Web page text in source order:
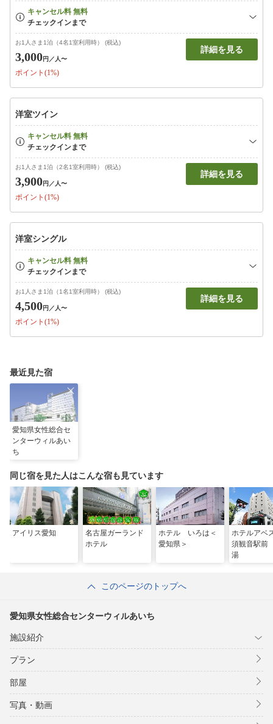
お1人さま1泊（4名1室利用時） (税込)
3,000円 ／人〜
ポイント(1%)
詳細を見る
洋室ツイン
お1人さま1泊（2名1室利用時） (税込)
3,900円 ／人〜
ポイント(1%)
詳細を見る
洋室シングル
お1人さま1泊（1名1室利用時） (税込)
4,500円 ／人〜
ポイント(1%)
詳細を見る
最近見た宿
愛知県女性総合セ
ンターウィルあい
ち
同じ宿を見た人はこんな宿も見ています
アイリス愛知
名古屋ガーランド
ホテル
ホテル いろは＜
愛知県＞
ホテルアベ
須観音駅
湯
このページのトップへ
愛知県女性総合センターウィルあいち
施設紹介
プラン
部屋
写真・動画